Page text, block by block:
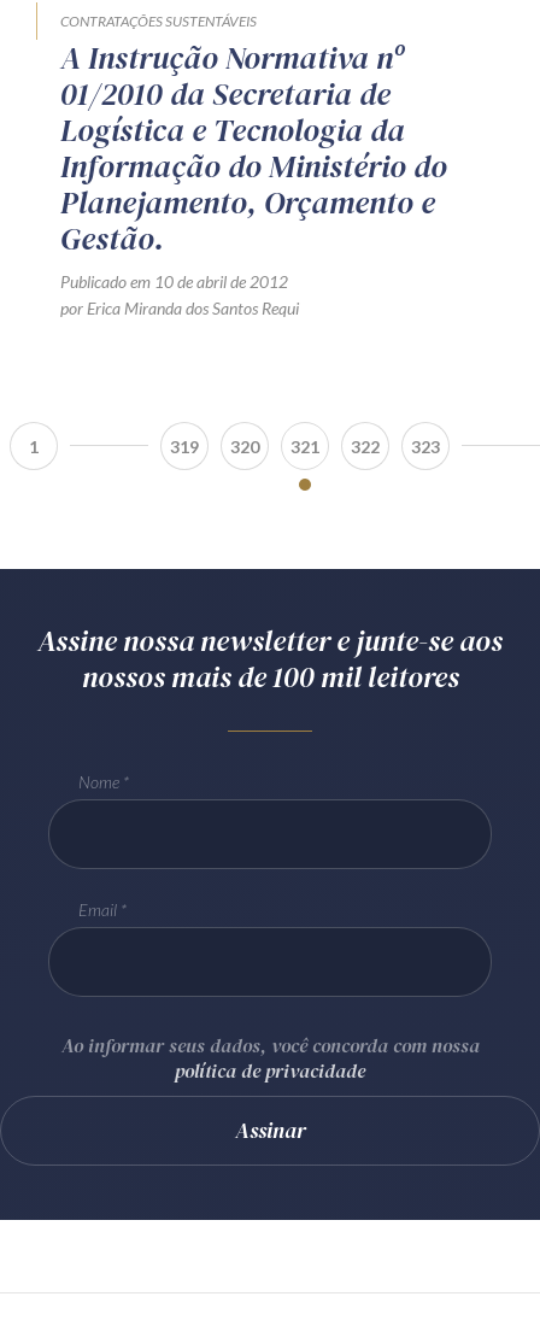
CONTRATAÇÕES SUSTENTÁVEIS
A Instrução Normativa nº
01/2010 da Secretaria de
Logística e Tecnologia da
Informação do Ministério do
Planejamento, Orçamento e
Gestão.
Publicado em 10 de abril de 2012
por Erica Miranda dos Santos Requi
1 319 320 321 322 323
Assine nossa newsletter e junte-se aos
nossos mais de 100 mil leitores
Nome
Email
Ao informar seus dados, você concorda com nossa
política de privacidade